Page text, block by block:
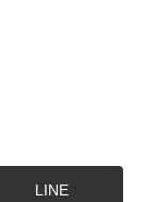
LINE